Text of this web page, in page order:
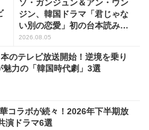
ソ・ガンジュン＆アン・ウン
ジン、韓国ドラマ「君じゃな
い別の恋愛」初の台本読み合
わせで抜群のケミ
2026.08.05
のテレビ放送開始！逆境を乗り
魅力の「韓国時代劇」3選
コラボが続々！2026年下半期放
演ドラマ6選